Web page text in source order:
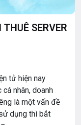
SERVER
tử hiện nay
nhân, doanh
là một vấn đề
dụng thì bắt